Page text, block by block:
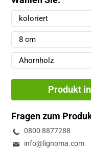
Produkt
Fragen zum
0800 8877288
info@lignoma.com